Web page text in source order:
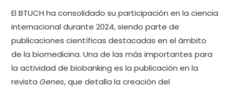
El BTUCH ha consolidado su participación en la ciencia
internacional durante 2024, siendo parte de
publicaciones científicas destacadas en el ámbito
de la biomedicina. Una de las más importantes para
la actividad de biobanking es la publicación en la
revistaGenes, que detalla la creación del